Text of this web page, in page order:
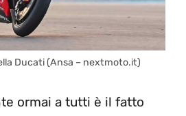
Ducati (Ansa – nextmoto.it)
ormai a tutti è il fatto